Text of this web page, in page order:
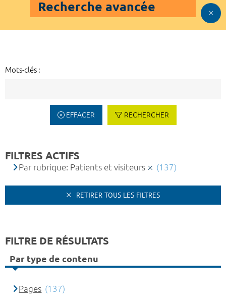
Recherche avancée
Mots-clés :
EFFACER RECHERCHER
FILTRES ACTIFS
Par rubrique: Patients et visiteurs (137)
RETIRER TOUS LES FILTRES
FILTRE DE RÉSULTATS
Par type de contenu
Pages (137)